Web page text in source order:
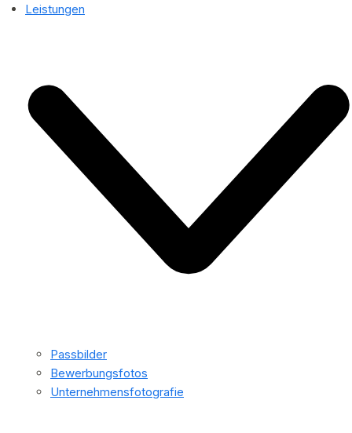
Leistungen
Passbilder
Bewerbungsfotos
Unternehmensfotografie